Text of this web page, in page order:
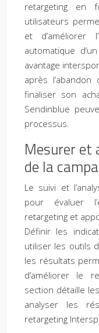
retargeting en
utilisateurs
et d’améliorer
automatique
avantage
après
finaliser son
Sendinblue
processus.
Mesurer et
de la
Le suivi et
pour évaluer
retargeting et
Définir les
utiliser les outils
les résultats
d’améliorer le
section détaille
analyser les
retargeting